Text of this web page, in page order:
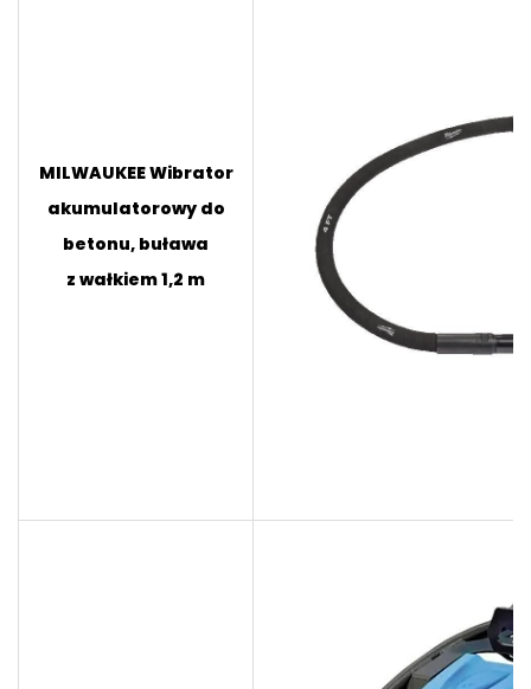
MILWAUKEE Wibrator
akumulatorowy do
betonu, buława
z wałkiem 1,2 m